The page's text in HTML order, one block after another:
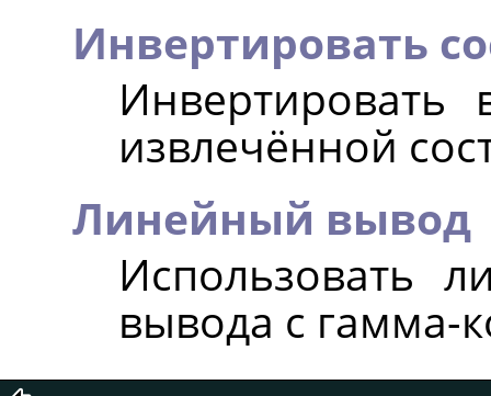
Инвертировать
Инвертировать
извлечённой
Линейный вывод
Использовать
вывода с гамма-